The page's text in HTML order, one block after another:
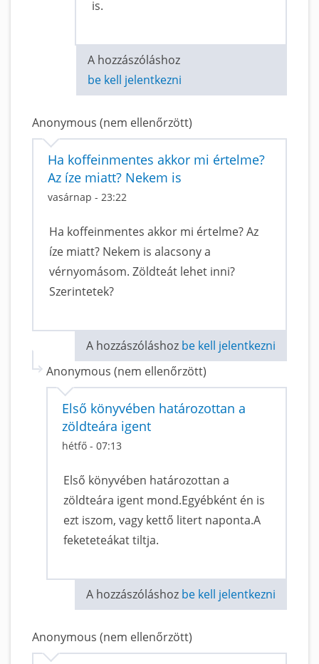
is.
A hozzászóláshoz
be kell jelentkezni
Anonymous (nem ellenőrzött)
Ha koffeinmentes akkor mi értelme?
Az íze miatt? Nekem is
vasárnap - 23:22
Ha koffeinmentes akkor mi értelme? Az
íze miatt? Nekem is alacsony a
vérnyomásom. Zöldteát lehet inni?
Szerintetek?
A hozzászóláshoz be kell jelentkezni
Anonymous (nem ellenőrzött)
Első könyvében határozottan a
zöldteára igent
hétfő - 07:13
Első könyvében határozottan a
zöldteára igent mond.Egyébként én is
ezt iszom, vagy kettő litert naponta.A
feketeteákat tiltja.
A hozzászóláshoz be kell jelentkezni
Anonymous (nem ellenőrzött)